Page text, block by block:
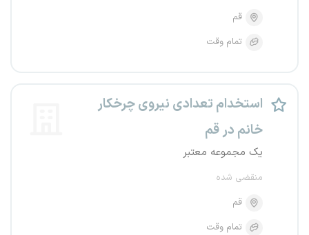
قم
تمام وقت
استخدام تعدادی نیروی چرخکار
خانم در قم
یک مجموعه معتبر
منقضی شده
قم
تمام وقت